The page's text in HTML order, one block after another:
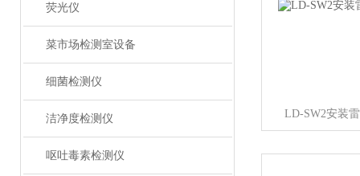
荧光仪
菜市场检测室设备
细菌检测仪
洁净度检测仪
呕吐毒素检测仪
LD-SW2安装